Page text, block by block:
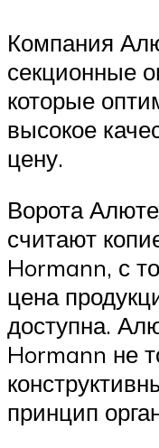
Компания
секционные
которые
высокое
цену.
Ворота
считают
Hormann, с
цена
доступна.
Hormann не
принцип